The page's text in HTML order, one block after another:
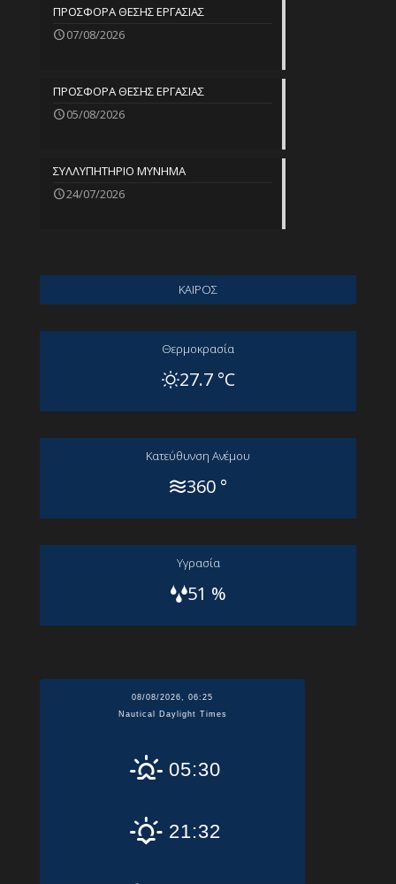
ΠΡΟΣΦΟΡΑ ΘΕΣΗΣ ΕΡΓΑΣΙΑΣ
07/08/2026
ΠΡΟΣΦΟΡΑ ΘΕΣΗΣ ΕΡΓΑΣΙΑΣ
05/08/2026
ΣΥΛΛΥΠΗΤΗΡΙΟ ΜΥΝΗΜΑ
24/07/2026
ΚΑΙΡΟΣ
Θερμοκρασία
27.7 °C
Kατεύθυνση Aνέμου
360 °
Yγρασία
51 %
08/08/2026, 06:25
Nautical Daylight Times
05:30
21:32